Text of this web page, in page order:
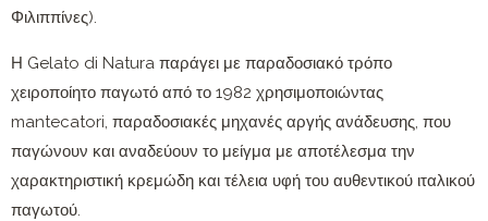
Φιλιππίνες).
Η Gelato di Natura παράγει με παραδοσιακό τρόπο
χειροποίητο παγωτό από το 1982 χρησιμοποιώντας
mantecatori, παραδοσιακές μηχανές αργής ανάδευσης, που
παγώνουν και αναδεύουν το μείγμα με αποτέλεσμα την
χαρακτηριστική κρεμώδη και τέλεια υφή του αυθεντικού ιταλικού
παγωτού.